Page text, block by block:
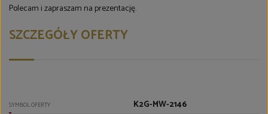
Polecam i zapraszam na prezentację.
SZCZEGÓŁY OFERTY
SYMBOL OFERTY K2G-MW-2146